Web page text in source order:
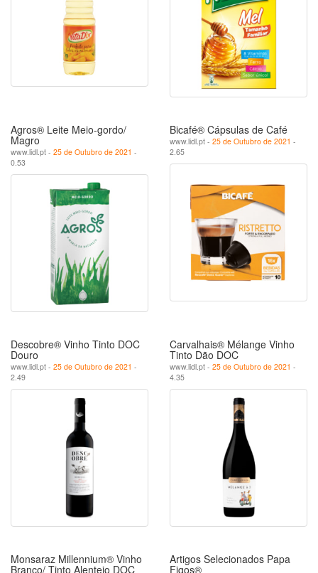
Agros® Leite Meio­-­gordo/
Magro
www.lidl.pt - 25 de Outubro de 2021 -
0.53
Bicafé® Cápsulas de Café
www.lidl.pt - 25 de Outubro de 2021 -
2.65
Descobre® Vinho Tinto DOC
Douro
www.lidl.pt - 25 de Outubro de 2021 -
2.49
Carvalhais® Mélange Vinho
Tinto Dão DOC
www.lidl.pt - 25 de Outubro de 2021 -
4.35
Monsaraz Millennium® Vinho
Branco/ Tinto Alentejo DOC
Artigos Selecionados Papa
Figos®